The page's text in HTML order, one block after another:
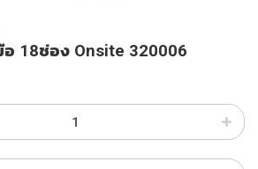
18ช่อง Onsite 320006